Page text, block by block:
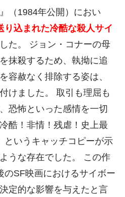
（1984年公開）におい
り込まれた冷酷な殺人サイ
た。 ジョン・コナーの母
抹殺するため、執拗に追
容赦なく排除する姿は、
けました。 取引も理屈も
恐怖といった感情を一切
酷！非情！残虐！史上最
というキャッチコピーが示
うな存在でした。 この作
のSF映画におけるサイボー
定的な影響を与えたと言